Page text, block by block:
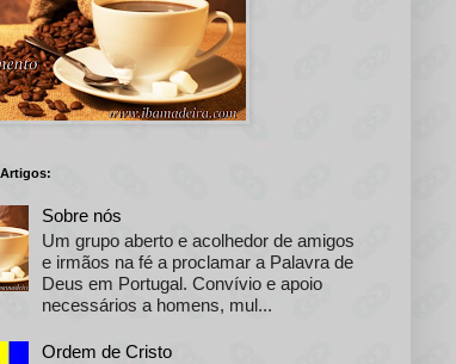
Sobre nós
Um grupo aberto e acolhedor de amigos
e irmãos na fé a proclamar a Palavra de
Deus em Portugal. Convívio e apoio
necessários a homens, mul...
Ordem de Cristo